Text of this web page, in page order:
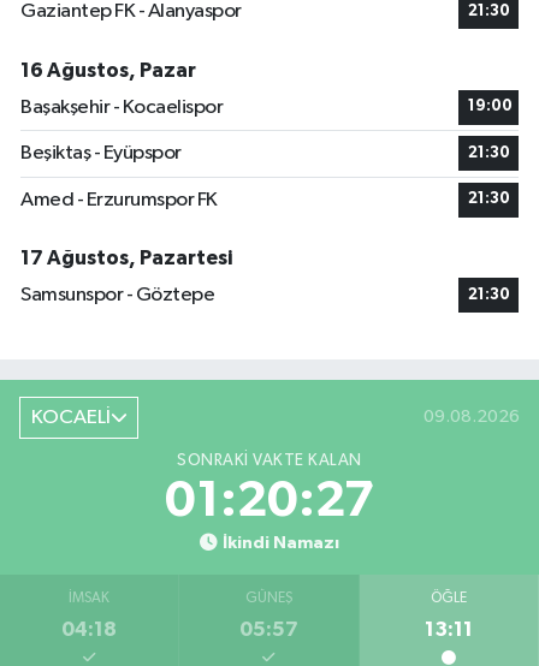
Gaziantep FK - Alanyaspor 21:30
16 Ağustos, Pazar
Başakşehir - Kocaelispor
19:00
Beşiktaş - Eyüpspor 21:30
Amed - Erzurumspor FK 21:30
17 Ağustos, Pazartesi
Samsunspor - Göztepe
21:30
KOCAELİ 09.08.2026
SONRAKI VAKTE KALAN
01:20:26
İkindi Namazı
İMSAK
04:18
GÜNEŞ
05:57
ÖĞLE
13:11